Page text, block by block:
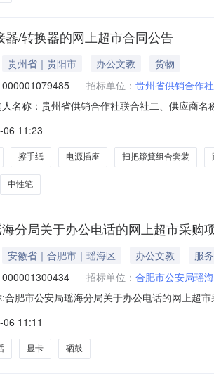
器/转换器的网上超市合同公告
贵州省｜贵阳市 办公文教
货物
招标单位： 贵州省供销合作
名称：贵州省供销合作社联合社二、供应商
/四进一出切换器绿联/Ugreen30346,个
11:23
擦手纸 电源插座 扫把簸箕组合套装
中性笔
分局关于办公电话的网上超市采购
安徽省｜合肥市｜瑶海区 办公文教
服务
招标单位： 合肥市公安局瑶
合肥市公安局瑶海分局关于办公电话的网上超
地址:/三、成交信息交易方式:议价采购成交
11:11
显卡 硒鼓